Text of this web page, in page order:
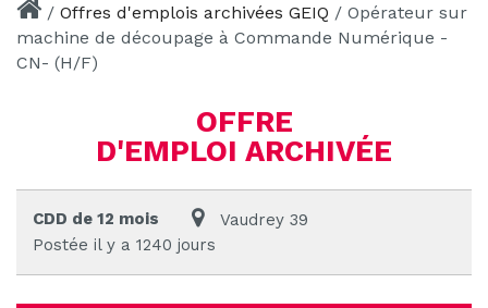
/ Offres d'emplois archivées GEIQ / Opérateur sur
machine de découpage à Commande Numérique -
CN- (H/F)
OFFRE
D'EMPLOI ARCHIVÉE
CDD de 12 mois
Vaudrey 39
Postée il y a 1240 jours